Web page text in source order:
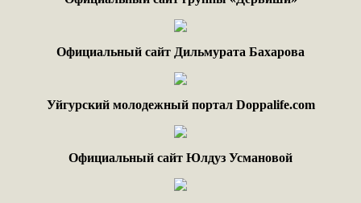
Официальный сайт Дильмурата Бахарова
Уйгурский молодежный портал Doppalife.com
Официальный сайт Юлдуз Усмановой